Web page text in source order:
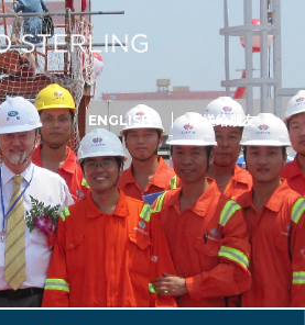
ENGLISH 发送给朋友